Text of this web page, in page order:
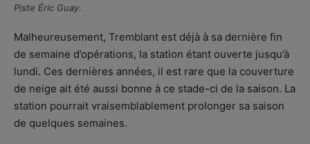
Piste Éric Guay.
Malheureusement, Tremblant est déjà à sa dernière fin
de semaine d’opérations, la station étant ouverte jusqu’à
lundi. Ces dernières années, il est rare que la couverture
de neige ait été aussi bonne à ce stade-ci de la saison. La
station pourrait vraisemblablement prolonger sa saison
de quelques semaines.